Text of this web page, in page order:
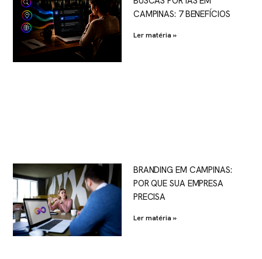
CAMPINAS: 7 BENEFÍCIOS
Ler matéria »
BRANDING EM CAMPINAS:
POR QUE SUA EMPRESA
PRECISA
Ler matéria »